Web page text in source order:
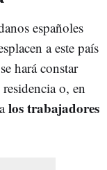
españoles
a este país
hará constar
o, en
los trabajadores